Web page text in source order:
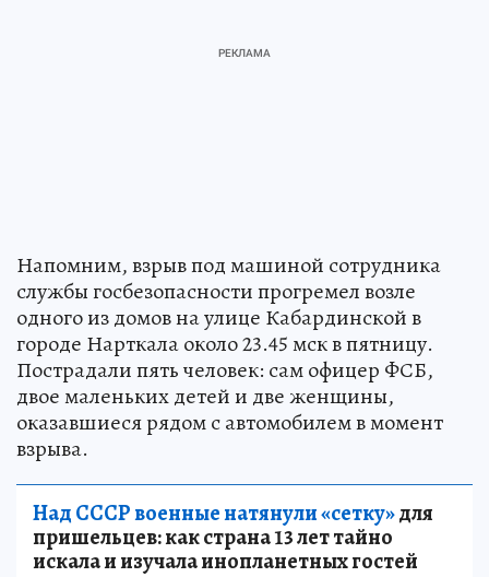
Напомним, взрыв под машиной сотрудника
службы госбезопасности прогремел возле
одного из домов на улице Кабардинской в
городе Нарткала около 23.45 мск в пятницу.
Пострадали пять человек: сам офицер ФСБ,
двое маленьких детей и две женщины,
оказавшиеся рядом с автомобилем в момент
взрыва.
Над СССР военные натянули «сетку»для
пришельцев: как страна 13 лет тайно
искала и изучала инопланетных гостей